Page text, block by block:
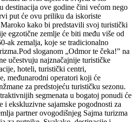
destinacija ove godine čini većom nego
put će ovu priliku da iskoriste
kako bi predstavili svoj turistički
egzotične zemlje će biti među više od
ak zemalja, koje se tradicionalno
sloganom „Odmor te čeka!” na
učestvuju najznačajnije turističke
hoteli, turistički centri,
međunarodni operatori koji će
za predstojeću turističku sezonu.
segmenata u bogatoj ponudi će
i ekskluzivne sajamske pogodnosti za
partner ovogodišnjeg Sajma turizma